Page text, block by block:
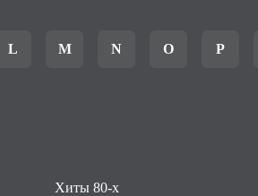
L M N O P
Хиты 80-х